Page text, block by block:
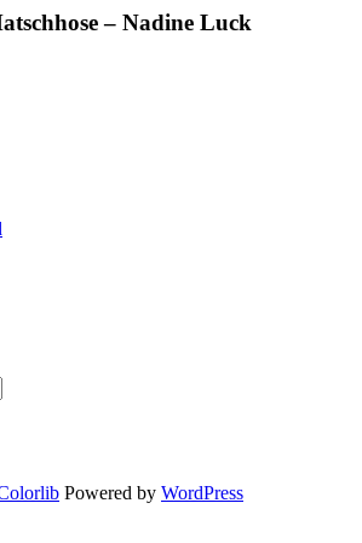
– Nadine Luck
Powered by WordPress